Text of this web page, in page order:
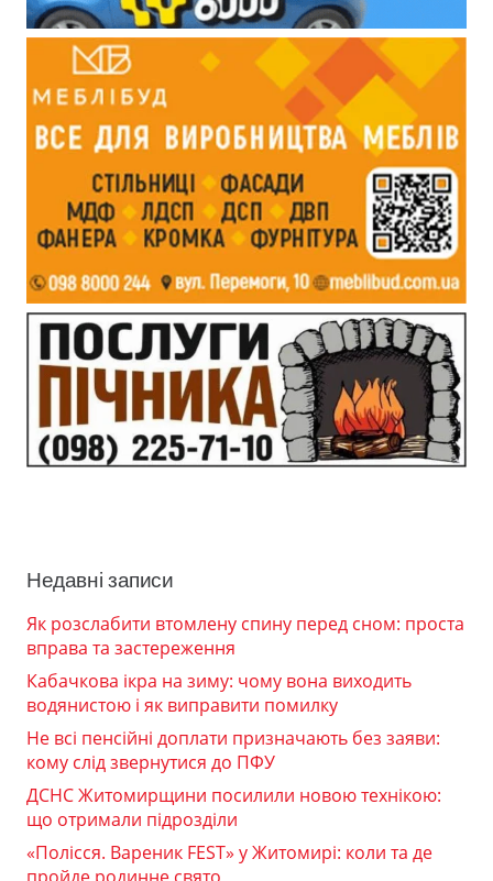
Недавні записи
Як розслабити втомлену спину перед сном: проста
вправа та застереження
Кабачкова ікра на зиму: чому вона виходить
водянистою і як виправити помилку
Не всі пенсійні доплати призначають без заяви:
кому слід звернутися до ПФУ
ДСНС Житомирщини посилили новою технікою:
що отримали підрозділи
«Полісся. Вареник FEST» у Житомирі: коли та де